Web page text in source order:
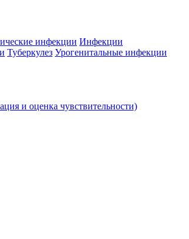
инфекции Инфекции
Туберкулез Урогенитальные инфекции
и оценка чувствительности)